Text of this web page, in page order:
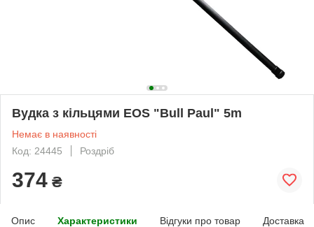
Вудка з кільцями EOS "Bull Paul" 5m
Немає в наявності
Код: 24445
Роздріб
374 ₴
Опис Характеристики Відгуки про товар Доставка